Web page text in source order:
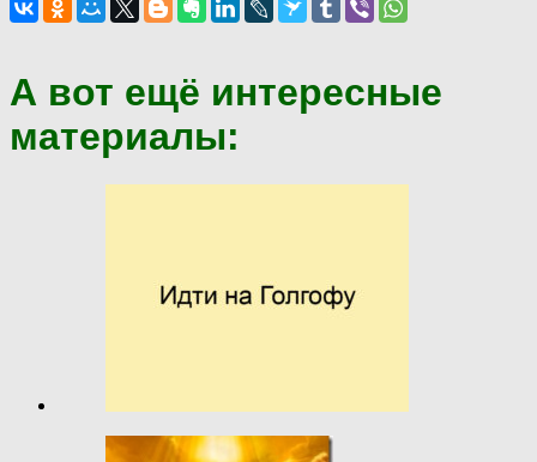
А вот ещё интересные
материалы: